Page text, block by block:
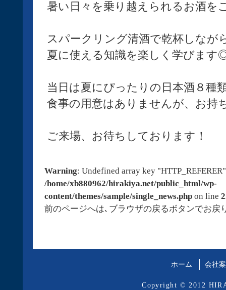
暑い日々を乗り越えられるお酒を
スパークリング清酒で乾杯しなが
夏に使える知識を楽しく学びます
当日は夏にぴったりの日本酒８種
食事の用意はありませんが、お持
ご来場、お待ちしております！
Warning: Undefined array key
/home/xb880962/hirakiya.net/public_html/wp-
content/themes/sample/single_news.phpon line
前のページへは､ブラウザの戻るボタンでお戻
ホーム 会社
Copyright © 2012